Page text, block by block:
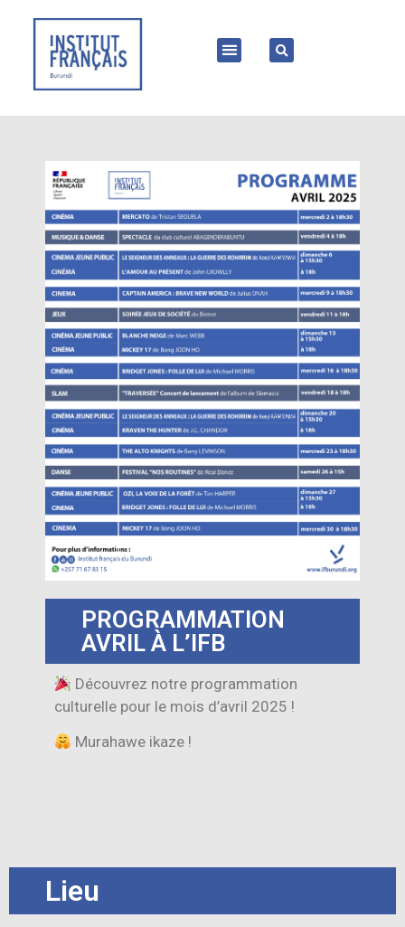
PROGRAMMATION
AVRIL À L’IFB
Découvrez notre programmation
culturelle pour le mois d’avril 2025 !
Murahawe ikaze !
Lieu